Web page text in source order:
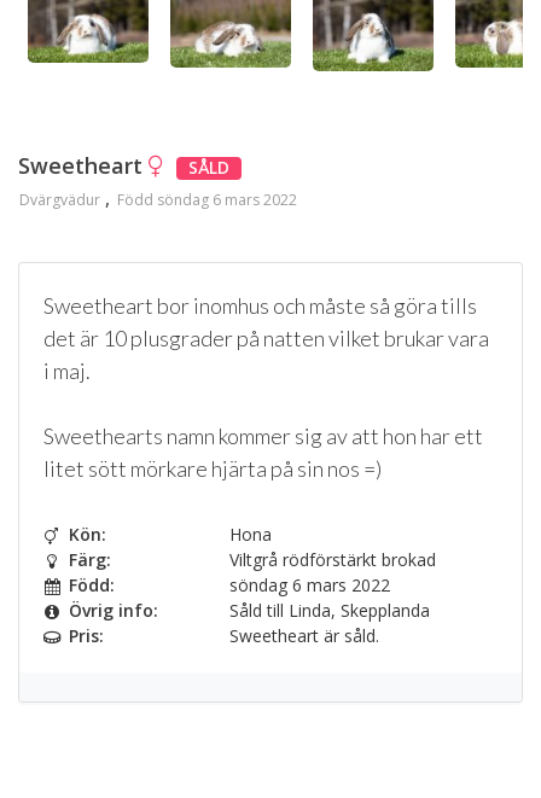
Sweetheart SÅLD
Dvärgvädur Född söndag 6 mars 2022
Sweetheart bor inomhus och måste så göra tills
det är 10 plusgrader på natten vilket brukar vara
i maj.
Sweethearts namn kommer sig av att hon har ett
litet sött mörkare hjärta på sin nos =)
Kön:
Hona
Färg:
Viltgrå rödförstärkt brokad
Född:
söndag 6 mars 2022
Övrig info:
Såld till Linda, Skepplanda
Pris:
Sweetheart är såld.